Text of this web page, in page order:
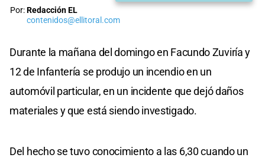
Por:Redacción EL
contenidos@ellitoral.com
Durante la mañana del domingo en Facundo Zuviría y
12 de Infantería se produjo un incendio en un
automóvil particular, en un incidente que dejó daños
materiales y que está siendo investigado.
Del hecho se tuvo conocimiento a las 6,30 cuando un